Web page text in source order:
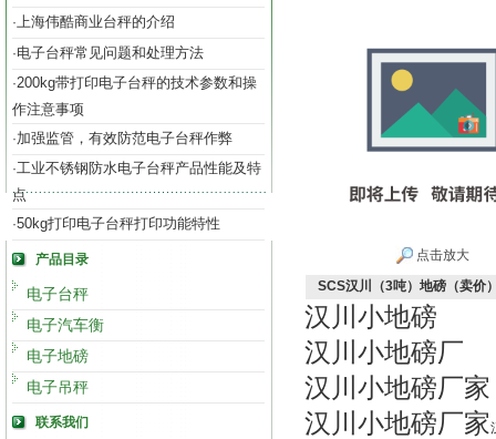
·上海伟酷商业台秤的介绍
·电子台秤常见问题和处理方法
·200kg带打印电子台秤的技术参数和操
作注意事项
·加强监管，有效防范电子台秤作弊
·工业不锈钢防水电子台秤产品性能及特
点
·50kg打印电子台秤打印功能特性
产品目录
电子台秤
电子汽车衡
电子地磅
电子吊秤
联系我们
点击放大
SCS汉川（3吨）地磅（卖价
汉川小地磅
汉川小地磅厂
汉川小地磅厂家
汉川小地磅厂家